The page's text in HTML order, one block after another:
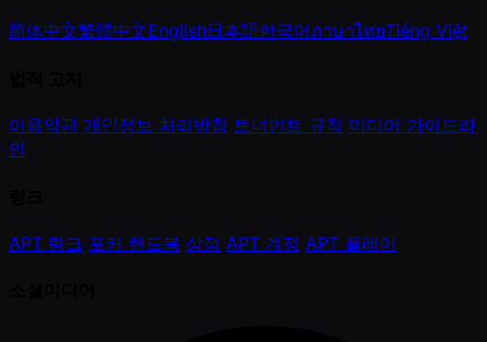
简体中文繁體中文English日本語한국어ภาษาไทยTiếng Việt
이용약관 개인정보 처리방침 토너먼트 규칙 미디어 가이드라
인
APT 링크 포커 핸드북 상점 APT 계정 APT 플레이